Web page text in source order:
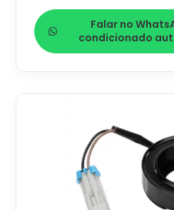
Falar no
condicionado